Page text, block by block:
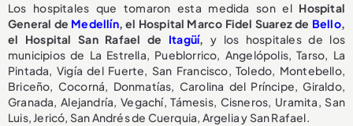
Los hospitales que tomaron esta medida son el Hospital
General de Medellín, el Hospital Marco Fidel Suarez de Bello,
el Hospital San Rafael de Itagüí, y los hospitales de los
municipios de La Estrella, Pueblorrico, Angelópolis, Tarso, La
Pintada, Vigía del Fuerte, San Francisco, Toledo, Montebello,
Briceño, Cocorná, Donmatías, Carolina del Príncipe, Giraldo,
Granada, Alejandría, Vegachí, Támesis, Cisneros, Uramita, San
Luis, Jericó, San Andrés de Cuerquia, Argelia y San Rafael.